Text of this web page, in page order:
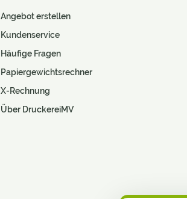
Angebot erstellen
Kundenservice
Häufige Fragen
Papiergewichtsrechner
X-Rechnung
Über DruckereiMV